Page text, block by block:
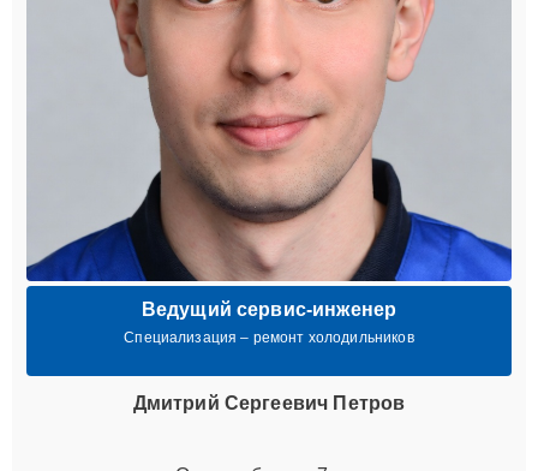
Ведущий сервис-инженер
Специализация – ремонт холодильников
Дмитрий Сергеевич Петров